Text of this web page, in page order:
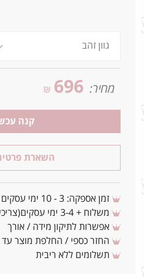
מחיר: 696
₪
קנה
השארת
זמן אספקה: 3 - 10 ימי עסקים מאישור העסקה
משלוח + 3-4 ימי עסקים(צריכים לפני ? צרו איתנו קשר)
אפשרות לתיקון מידה / אורך
החזר כספי / החלפת מוצר עד 14 יום
תשלומים ללא ריבית